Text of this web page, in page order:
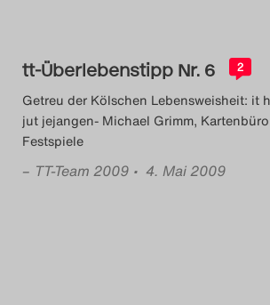
tt-Überlebenstipp Nr. 6 2
Getreu der Kölschen Lebensweisheit: it
jut jejangen- Michael Grimm,
Festspiele
– TT-Team 2009 • 4. Mai 2009